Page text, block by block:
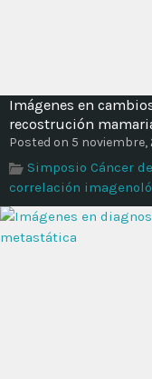
Imágenes en
recostrución
Posted on 5 noviembre,
Simposio Cáncer
correlación